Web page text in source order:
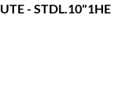
- STDL.10"1HE